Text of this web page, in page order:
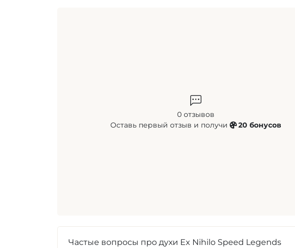
0 отзывов
Оставь первый отзыв и получи
20 бонусов
Частые вопросы про духи Ex Nihilo Speed Legends